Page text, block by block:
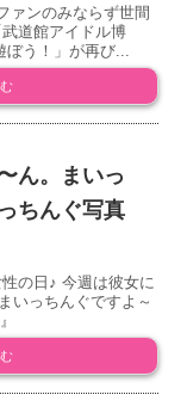
ァンのみならず世間
道館アイドル博
う！」が再び...
ん。まいっ
ちんぐ写真
の日♪ 今週は彼女に
いっちんぐですよ～